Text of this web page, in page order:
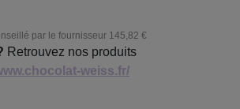
par le fournisseur 145,82 €
Retrouvez nos produits
weiss.fr/